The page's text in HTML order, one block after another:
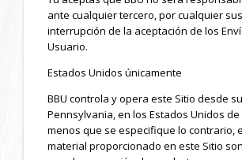
ante cualquier tercero, por cualquier
interrupción de la aceptación de los
Usuario.
Estados Unidos únicamente
BBU controla y opera este Sitio desde
Pennsylvania, en los Estados Unidos de
menos que se especifique lo contrario,
material proporcionado en este Sitio